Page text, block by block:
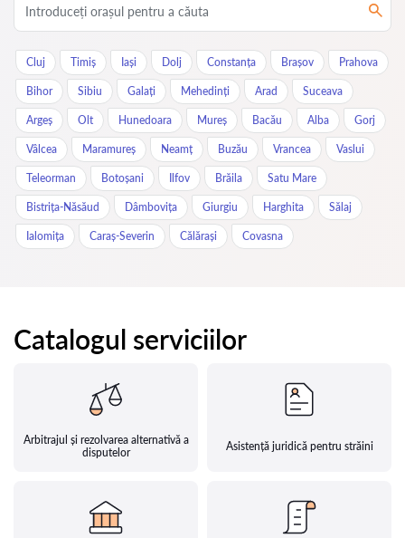
Cluj Timiș Iași Dolj Constanța Brașov Prahova
Bihor Sibiu Galați Mehedinți Arad Suceava
Argeș Olt Hunedoara Mureș Bacău Alba Gorj
Vâlcea Maramureș Neamț Buzău Vrancea Vaslui
Teleorman Botoșani Ilfov Brăila Satu Mare
Bistrița-Năsăud Dâmbovița Giurgiu Harghita Sălaj
Ialomița Caraș-Severin Călărași Covasna
Catalogul serviciilor
Arbitrajul și rezolvarea alternativă a
disputelor
Asistență juridică pentru străini